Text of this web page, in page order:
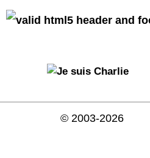
© 2003-2026